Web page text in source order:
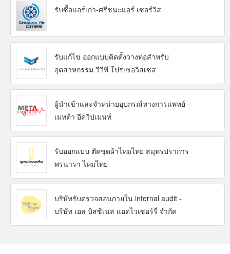
รับซื้อแอร์เก่า-ศรีชนะแอร์ เซอร์วิส
รับแก้ไข ออกแบบติดตั้งวางท่อสำหรับ
อุตสาหกรรม วีวีพี โปรเซอวิสเซส
ผู้นำเข้าและจำหน่ายอุปกรณ์ทางการแพทย์ -
เมทต้า อีควิปเมนท์
รับออกแบบ ตัดชุดผ้าไหมไทย สมุทรปราการ
พรนารา ไหมไทย
บริษัทรับตรวจสอบภายใน internal audit -
บริษัท เอล บิสซิเนส แอดไวเซอร์รี่ จำกัด